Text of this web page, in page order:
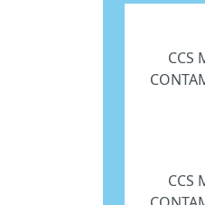
CCS
CCS